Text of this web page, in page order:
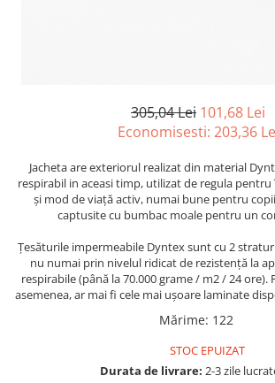
305,04 Lei 101,68 Lei
Economisesti: 203,36
Jachetaare exteriorul realizat din material
respirabil in aceasi timp, utilizat de regula
și mod de viață activ, numai bune pentru
captusite cu bumbac moale pentru un
Țesăturile impermeabile Dyntex sunt cu 2
nu numai prin nivelul ridicat de rezistență la
respirabile (până la 70.000 grame / m2 / 24 ore).
asemenea, ar mai fi cele mai ușoare laminate
Mărime: 122
STOC EPUIZAT
Durata de livrare: 2-3 zile